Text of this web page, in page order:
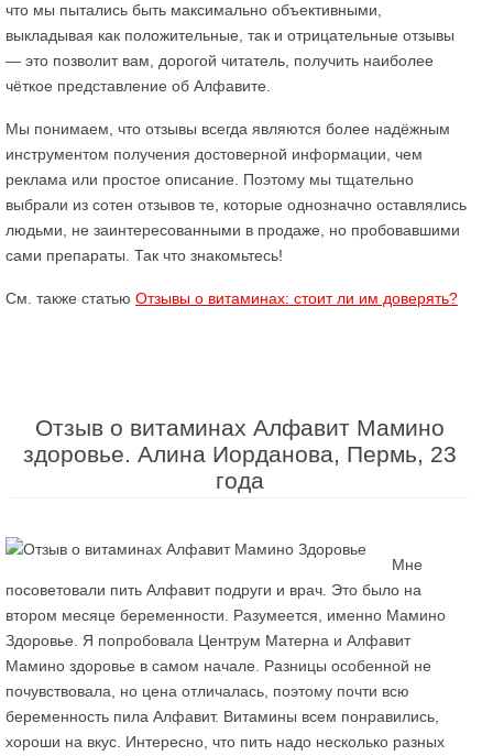
что мы пытались быть максимально объективными,
выкладывая как положительные, так и отрицательные отзывы
— это позволит вам, дорогой читатель, получить наиболее
чёткое представление об Алфавите.
Мы понимаем, что отзывы всегда являются более надёжным
инструментом получения достоверной информации, чем
реклама или простое описание. Поэтому мы тщательно
выбрали из сотен отзывов те, которые однозначно оставлялись
людьми, не заинтересованными в продаже, но пробовавшими
сами препараты. Так что знакомьтесь!
См. также статью Отзывы о витаминах: стоит ли им доверять?
Отзыв о витаминах Алфавит Мамино
здоровье. Алина Иорданова, Пермь, 23
года
Мне
посоветовали пить Алфавит подруги и врач. Это было на
втором месяце беременности. Разумеется, именно Мамино
Здоровье. Я попробовала Центрум Матерна и Алфавит
Мамино здоровье в самом начале. Разницы особенной не
почувствовала, но цена отличалась, поэтому почти всю
беременность пила Алфавит. Витамины всем понравились,
хороши на вкус. Интересно, что пить надо несколько разных